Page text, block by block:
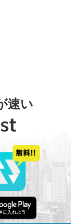
速い